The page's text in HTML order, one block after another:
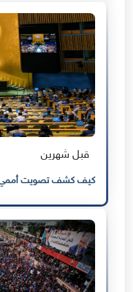
قبل شهرين
كيف كشف تصويت أممي